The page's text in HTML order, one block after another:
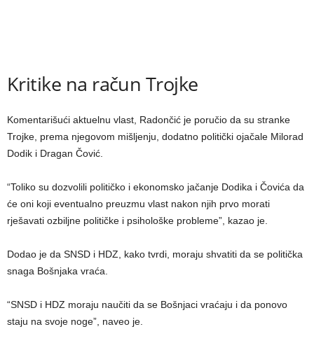
Kritike na račun Trojke
Komentarišući aktuelnu vlast, Radončić je poručio da su stranke
Trojke, prema njegovom mišljenju, dodatno politički ojačale Milorad
Dodik i Dragan Čović.
“Toliko su dozvolili političko i ekonomsko jačanje Dodika i Čovića da
će oni koji eventualno preuzmu vlast nakon njih prvo morati
rješavati ozbiljne političke i psihološke probleme”, kazao je.
Dodao je da SNSD i HDZ, kako tvrdi, moraju shvatiti da se politička
snaga Bošnjaka vraća.
“SNSD i HDZ moraju naučiti da se Bošnjaci vraćaju i da ponovo
staju na svoje noge”, naveo je.